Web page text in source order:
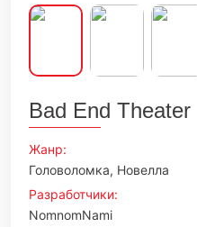
Bad End Theater
Жанр:
Головоломка, Новелла
Разработчики:
NomnomNami